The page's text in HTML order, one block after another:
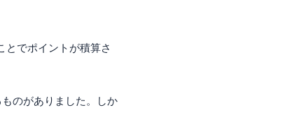
とでポイントが積算さ
のがありました。しか